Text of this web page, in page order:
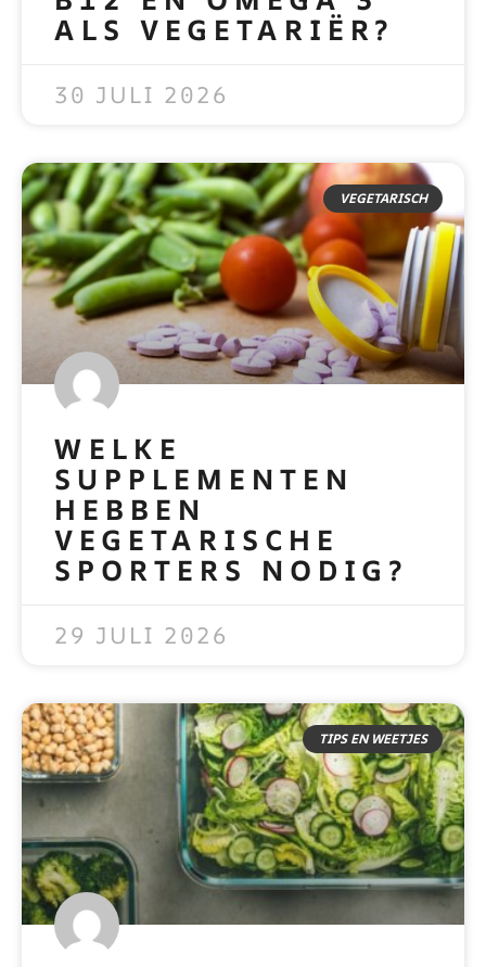
ALS VEGETARIËR?
30 JULI 2026
VEGETARISCH
WELKE
SUPPLEMENTEN
HEBBEN
VEGETARISCHE
SPORTERS NODIG?
29 JULI 2026
TIPS EN WEETJES